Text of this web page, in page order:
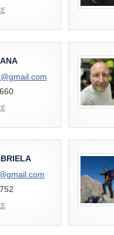
gmail.com
gmail.com